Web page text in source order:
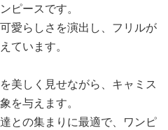
ピースです。
愛らしさを演出し、フリルが
ています。
美しく見せながら、キャミス
を与えます。
との集まりに最適で、ワンピ